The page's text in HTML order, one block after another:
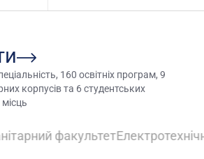
160 освітніх програм,9
корпусів та 6студентських
місць
факультет